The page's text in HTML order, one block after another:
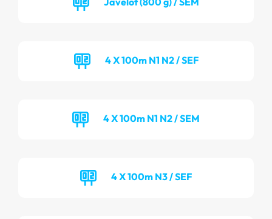
4 X 100m N1 N2 / SEF
4 X 100m N1 N2 / SEM
4 X 100m N3 / SEF